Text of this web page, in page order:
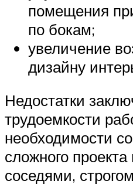
помещения
по бокам;
увеличение
дизайну
Недостатки
трудоемкости
необходимости
сложного проекта
соседями,